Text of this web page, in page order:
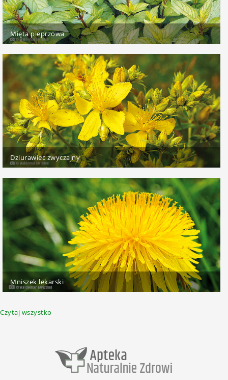
Mięta pieprzowa
Dziurawiec zwyczajny
Mniszek lekarski
Czytaj wszystko